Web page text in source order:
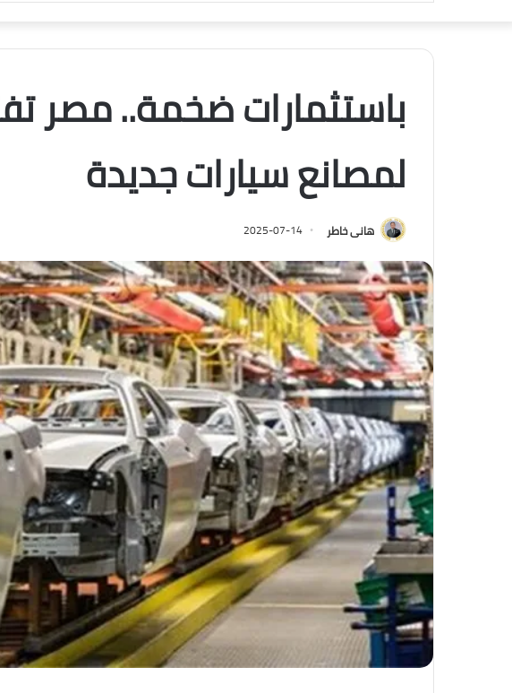
باستثمارات ضخمة.. مصر
لمصانع سيارات جديدة
هانى خاطر 2025-07-14